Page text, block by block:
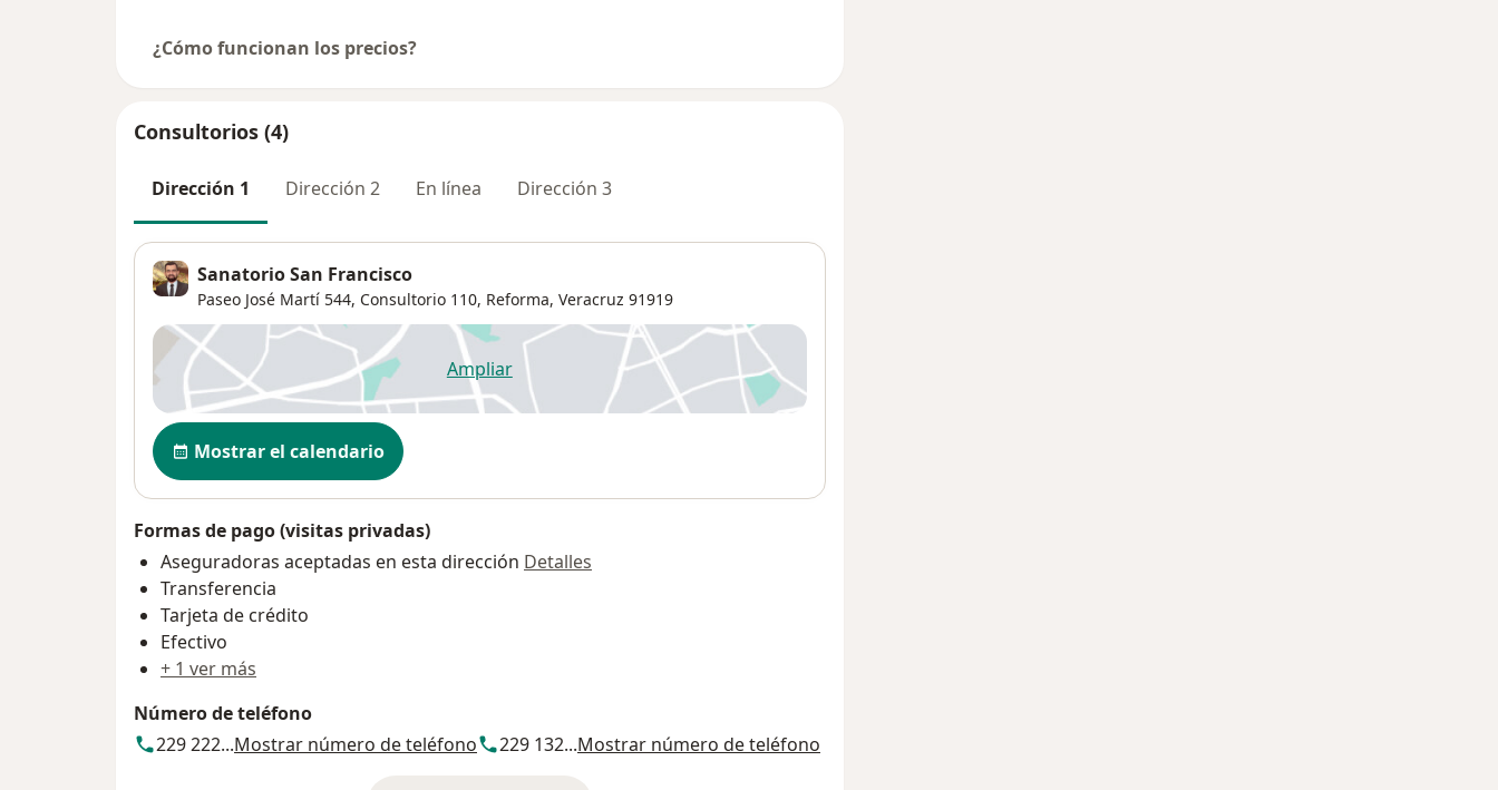
¿Cómo funcionan los precios?
Consultorios (4)
Dirección 1 Dirección 2 En línea Dirección 3
Sanatorio San Francisco
Paseo José Martí 544, Consultorio 110, Reforma, Veracruz 91919
Ampliarse abre en una nueva pestaña
Disponibilidad
Mostrar el calendario
Formas de pago (visitas privadas)
Aseguradoras aceptadas en esta dirección Detalles
Transferencia
Tarjeta de crédito
Efectivo
+ 1 ver más
Número de teléfono
229 222...Mostrar número de teléfono 229 132...Mostrar número de teléfono